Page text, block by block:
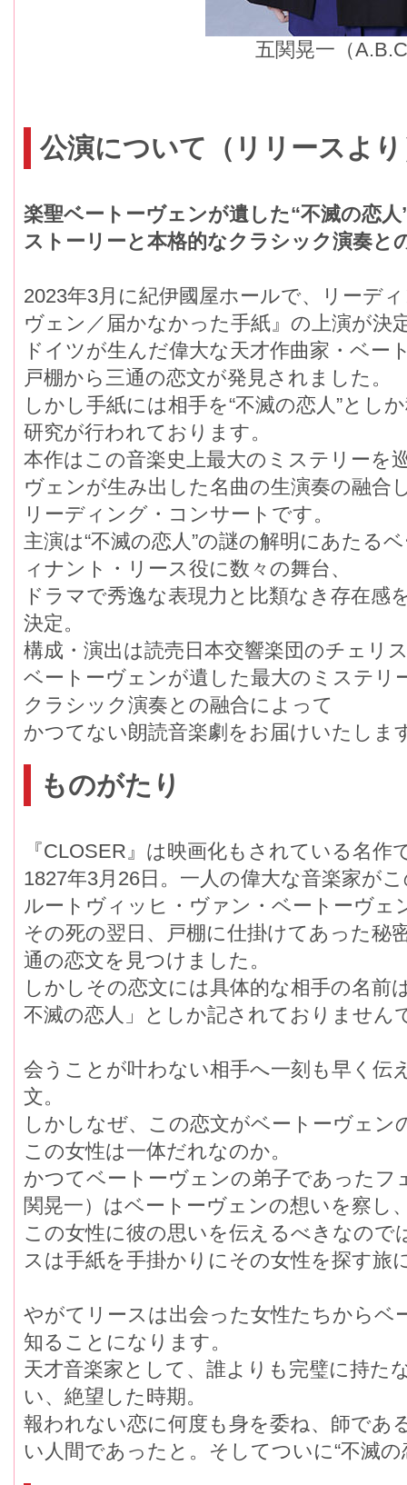
五関晃一（
公演について（リリースよ
楽聖ベートーヴェンが遺した“不滅の恋
ストーリーと本格的なクラシック演奏と
2023年3月に紀伊國屋ホールで、リーデ
ヴェン／届かなかった手紙』の上演が決
ドイツが生んだ偉大な天才作曲家・ベー
戸棚から三通の恋文が発見されました。
しかし手紙には相手を“不滅の恋人”とし
研究が行われております。
本作はこの音楽史上最大のミステリーを
ヴェンが生み出した名曲の生演奏の融合
リーディング・コンサートです。
主演は“不滅の恋人”の謎の解明にあたる
ィナント・リース役に数々の舞台、
ドラマで秀逸な表現力と比類なき存在感
決定。
構成・演出は読売日本交響楽団のチェリ
ベートーヴェンが遺した最大のミステリ
クラシック演奏との融合によって
かつてない朗読音楽劇をお届けいたしま
ものがたり
『CLOSER』は映画化もされている名作
1827年3月26日。一人の偉大な音楽家が
ルートヴィッヒ・ヴァン・ベートーヴェ
その死の翌日、戸棚に仕掛けてあった秘
通の恋文を見つけました。
しかしその恋文には具体的な相手の名前
不滅の恋人」としか記されておりません
会うことが叶わない相手へ一刻も早く伝
文。
しかしなぜ、この恋文がベートーヴェ
この女性は一体だれなのか。
かつてベートーヴェンの弟子であったフ
関晃一）はベートーヴェンの想いを察し
この女性に彼の思いを伝えるべきなので
スは手紙を手掛かりにその女性を探す旅
やがてリースは出会った女性たちからベ
知ることになります。
天才音楽家として、誰よりも完璧に持た
い、絶望した時期。
報われない恋に何度も身を委ね、師であ
い人間であったと。そしてついに“不滅の